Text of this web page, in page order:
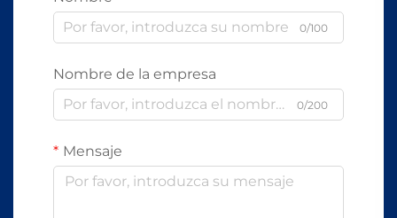
0/100
Nombre de la empresa
0/200
Mensaje